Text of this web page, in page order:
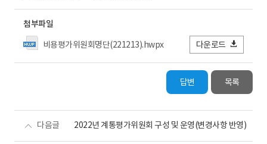
첨부파일
비용평가위원회명단(221213).hwpx
다운로드
답변 목록
다음글 2022년 계통평가위원회 구성 및 운영(변경사항 반영)